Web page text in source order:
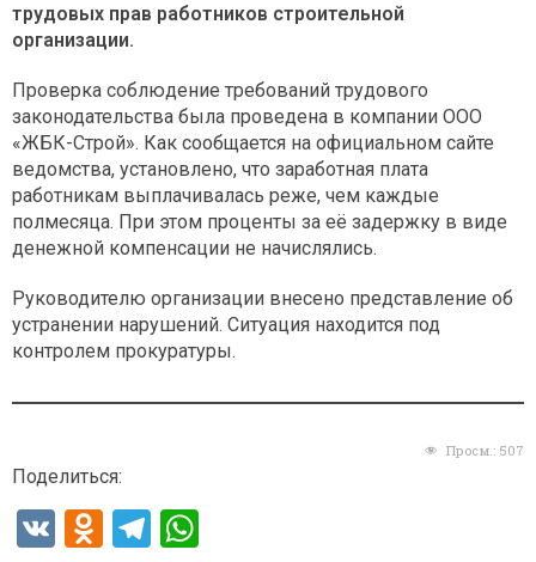
трудовых прав работников строительной
организации.
Проверка соблюдение требований трудового
законодательства была проведена в компании ООО
«ЖБК-Строй». Как сообщается на официальном сайте
ведомства, установлено, что заработная плата
работникам выплачивалась реже, чем каждые
полмесяца. При этом проценты за её задержку в виде
денежной компенсации не начислялись.
Руководителю организации внесено представление об
устранении нарушений. Ситуация находится под
контролем прокуратуры.
Просм.: 507
Поделиться:
V
O
T